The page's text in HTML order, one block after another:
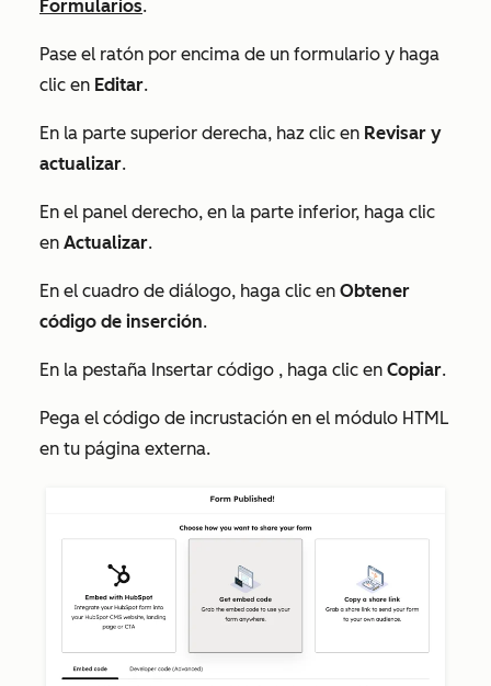
Formularios.
Pase el ratón por encima de un formulario y haga
clic en Editar.
En la parte superior derecha, haz clic en Revisar y
actualizar.
En el panel derecho, en la parte inferior, haga clic
en Actualizar.
En el cuadro de diálogo, haga clic en Obtener
código de inserción.
En la pestaña Insertar código , haga clic en Copiar.
Pega el código de incrustación en el módulo HTML
en tu página externa.